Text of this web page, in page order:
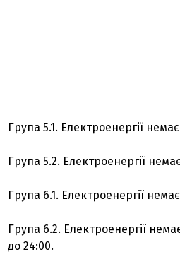
Група 5.1. Електроенергії
Група 5.2. Електроенергії
Група 6.1. Електроенергії
Група 6.2. Електроенергії
до 24:00.